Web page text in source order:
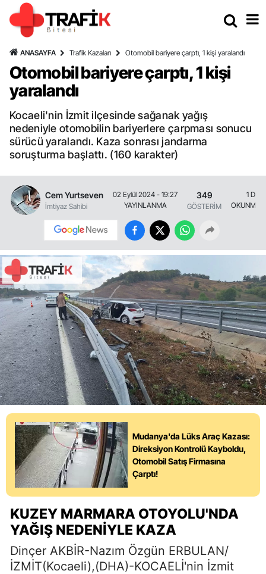
ANASAYFA Trafik Kazaları Otomobil bariyere çarptı, 1 kişi yaralandı
Otomobil bariyere çarptı, 1 kişi
yaralandı
Kocaeli'nin İzmit ilçesinde sağanak yağış
nedeniyle otomobilin bariyerlere çarpması sonucu
sürücü yaralandı. Kaza sonrası jandarma
soruşturma başlattı. (160 karakter)
Cem Yurtseven
İmtiyaz Sahibi
02 Eylül 2024 - 19:27
YAYINLANMA
349
GÖSTERİM
1
OKUNMA
Mudanya'da Lüks Araç Kazası:
Direksiyon Kontrolü Kayboldu,
Otomobil Satış Firmasına
Çarptı!
KUZEY MARMARA OTOYOLU'NDA
YAĞIŞ NEDENIYLE KAZA
Dinçer AKBİR-Nazım Özgün ERBULAN/
İZMİT(Kocaeli),(DHA)-KOCAELİ'nin İzmit